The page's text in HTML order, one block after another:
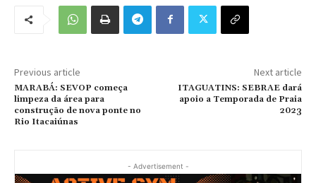
Previous article
MARABÁ: SEVOP começa
limpeza da área para
construção de nova ponte no
Rio Itacaiúnas
Next article
ITAGUATINS: SEBRAE dará
apoio a Temporada de Praia
2023
- Advertisement -